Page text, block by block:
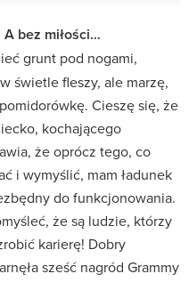
bez miłości…
grunt pod nogami,
świetle fleszy, ale marzę,
Cieszę się, że
kochającego
że oprócz tego, co
i wymyślić, mam ładunek
do funkcjonowania.
że są ludzie, którzy
karierę! Dobry
sześć nagród Grammy